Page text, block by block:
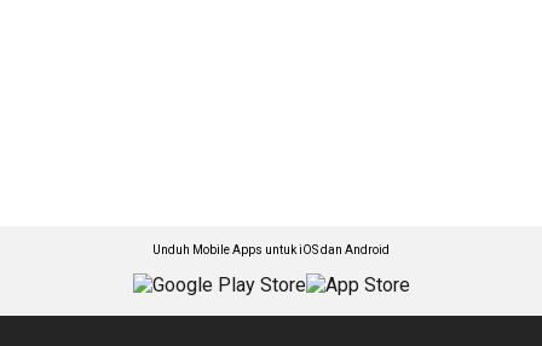
Unduh Mobile Apps untuk iOS dan Android